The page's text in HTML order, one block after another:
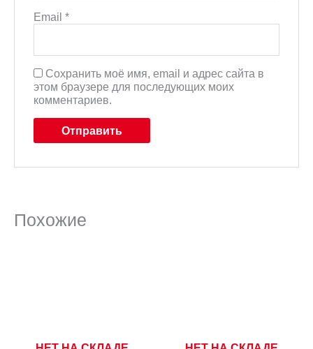
Email*
Сохранить моё имя, email и адрес сайта в
этом браузере для последующих моих
комментариев.
Похожие